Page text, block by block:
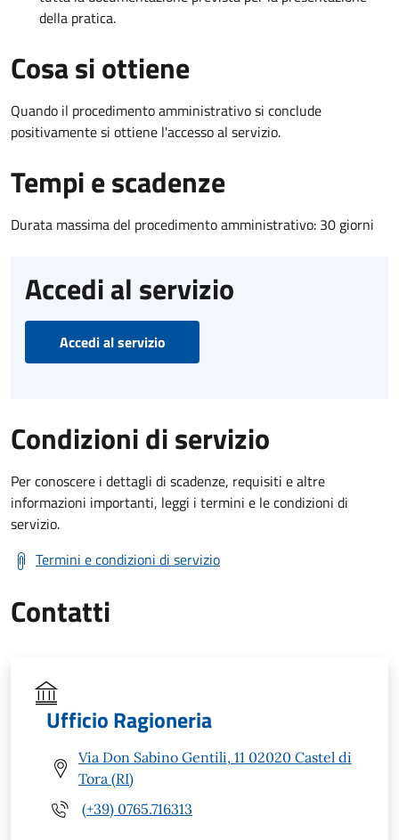
della pratica.
Cosa si ottiene
Quando il procedimento amministrativo si conclude
positivamente si ottiene l'accesso al servizio.
Tempi e scadenze
Durata massima del procedimento amministrativo: 30 giorni
Accedi al servizio
Accedi al servizio
Condizioni di servizio
Per conoscere i dettagli di scadenze, requisiti e altre
informazioni importanti, leggi i termini e le condizioni di
servizio.
Termini e condizioni di servizio
Contatti
Ufficio Ragioneria
Via Don Sabino Gentili, 11 02020 Castel di
Tora (RI)
(+39) 0765.716313